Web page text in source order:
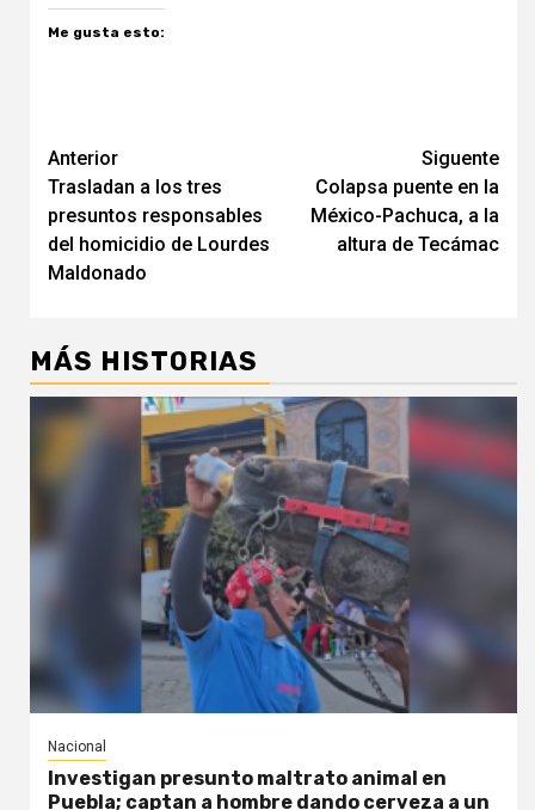
Me gusta esto:
Navegación
de
entradas
Anterior
Trasladan a los tres
presuntos responsables
del homicidio de Lourdes
Maldonado
Siguente
Colapsa puente en la
México-Pachuca, a la
altura de Tecámac
MÁS HISTORIAS
Nacional
Investigan presunto maltrato animal en
Puebla; captan a hombre dando cerveza a un